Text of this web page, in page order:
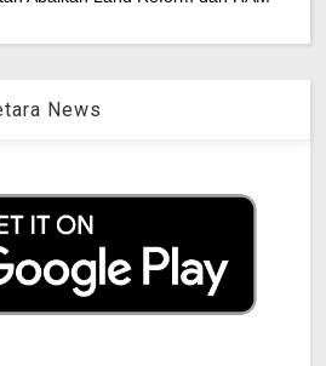
News